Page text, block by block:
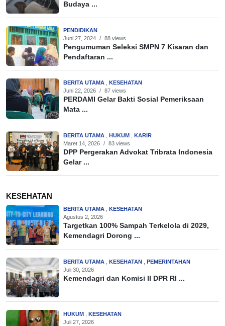
Budaya ...
PENDIDIKAN
Juni 27, 2024 / 88 views
Pengumuman Seleksi SMPN 7 Kisaran dan
Pendaftaran ...
BERITA UTAMA , KESEHATAN
Juni 22, 2026 / 87 views
PERDAMI Gelar Bakti Sosial Pemeriksaan
Mata ...
BERITA UTAMA HUKUM
KARIR
Maret 14, 2026 / 83 views
DPP Pergerakan Advokat Tribrata Indonesia
Gelar ...
KESEHATAN
BERITA UTAMA , KESEHATAN
Agustus 2, 2026
Targetkan 100% Sampah Terkelola di 2029,
Kemendagri Dorong ...
BERITA UTAMA KESEHATAN
PEMERINTAHAN
Juli 30, 2026
Kemendagri dan Komisi II DPR RI ...
HUKUM , KESEHATAN
Juli 27, 2026